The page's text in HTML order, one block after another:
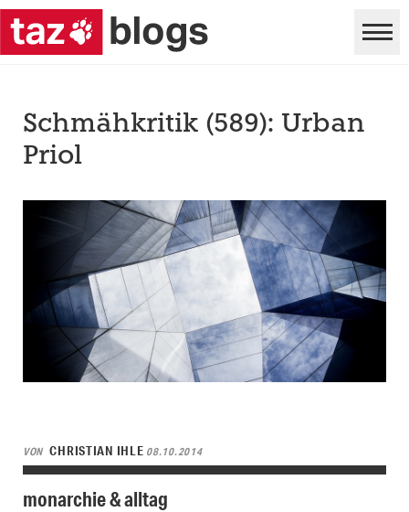
Schmähkritik (589): Urban
Priol
VON CHRISTIAN IHLE 08.10.2014
monarchie & alltag